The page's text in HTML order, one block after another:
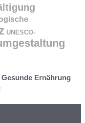
UNESCO-
Ernährung